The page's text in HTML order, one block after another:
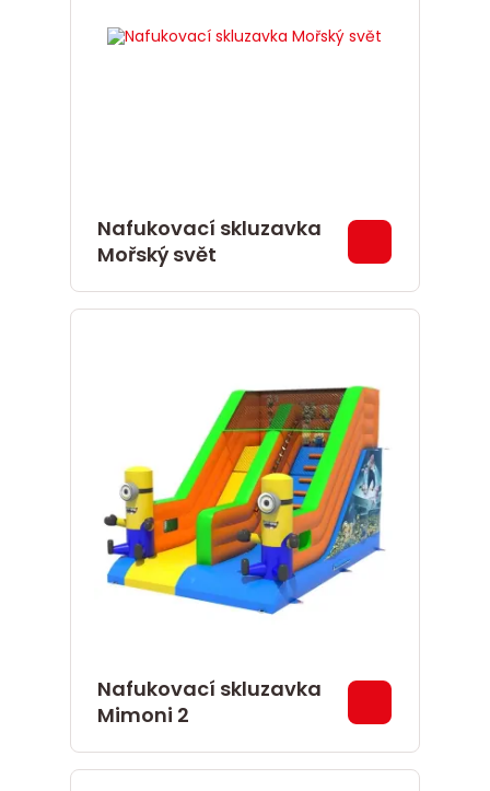
Nafukovací skluzavka
Mořský svět
Nafukovací skluzavka
Mimoni 2